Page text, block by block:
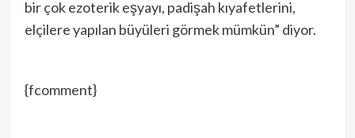
bir çok ezoterik eşyayı, padişah kıyafetlerini,
elçilere yapılan büyüleri görmek mümkün” diyor.
{fcomment}